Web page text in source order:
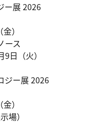
ー展 2026
）
ース
日（火）
ジー展 2026
）
場）